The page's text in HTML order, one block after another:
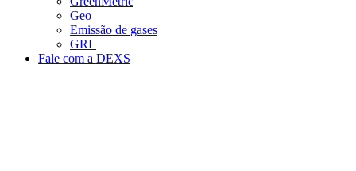
Geo
Emissão de gases
GRL
Fale com a DEXS